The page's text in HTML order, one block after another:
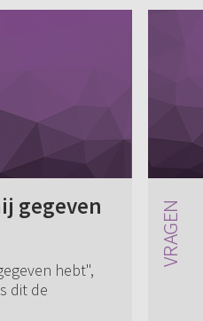
gegeven
hebt",
dit de